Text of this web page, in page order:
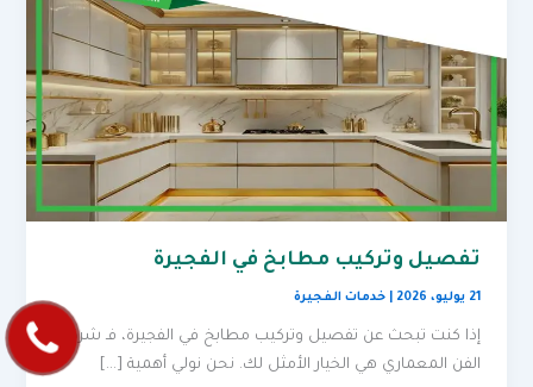
تفصيل وتركيب مطابخ في الفجيرة
21 يوليو، 2026 |خدمات الفجيرة
إذا كنت تبحث عن تفصيل وتركيب مطابخ في الفجيرة، فـ شركة
الفن المعماري هي الخيار الأمثل لك. نحن نولي أهمية […]